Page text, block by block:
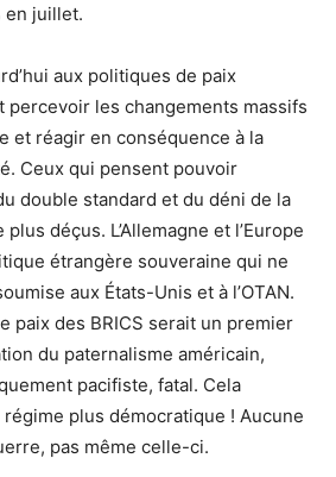
en juillet.
aux politiques de paix
percevoir les changements massifs
et réagir en conséquence à la
Ceux qui pensent pouvoir
double standard et du déni de la
déçus. L’Allemagne et l’Europe
étrangère souveraine qui ne
aux États-Unis et à l’OTAN.
paix des BRICS serait un premier
du paternalisme américain,
pacifiste, fatal. Cela
plus démocratique ! Aucune
pas même celle-ci.